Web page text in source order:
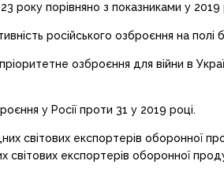
року порівняно з показниками у 2019
російського озброєння на полі
озброєння для війни в
у Росії проти 31 у 2019 році.
світових експортерів оборонної